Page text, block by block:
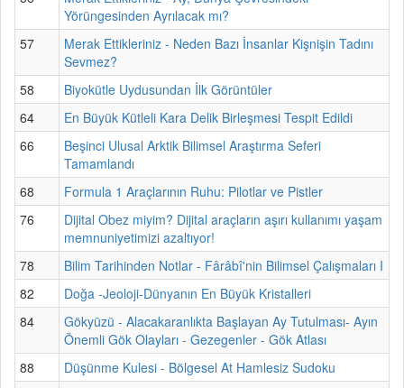
Yörüngesinden Ayrılacak mı?
57
Merak Ettikleriniz - Neden Bazı İnsanlar Kişnişin Tadını
Sevmez?
58
Biyokütle Uydusundan İlk Görüntüler
64
En Büyük Kütleli Kara Delik Birleşmesi Tespit Edildi
66
Beşinci Ulusal Arktik Bilimsel Araştırma Seferi
Tamamlandı
68
Formula 1 Araçlarının Ruhu: Pilotlar ve Pistler
76
Dijital Obez miyim? Dijital araçların aşırı kullanımı yaşam
memnuniyetimizi azaltıyor!
78
Bilim Tarihinden Notlar - Fârâbî'nin Bilimsel Çalışmaları I
82
Doğa -Jeoloji-Dünyanın En Büyük Kristalleri
84
Gökyüzü - Alacakaranlıkta Başlayan Ay Tutulması- Ayın
Önemli Gök Olayları - Gezegenler - Gök Atlası
88
Düşünme Kulesi - Bölgesel At Hamlesiz Sudoku